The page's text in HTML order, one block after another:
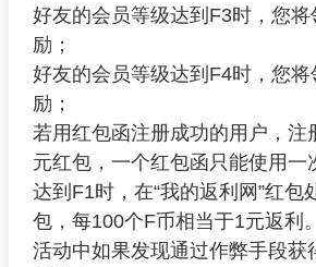
好友的会员等级达到F3时，您
励；
好友的会员等级达到F4时，您
励；
若用红包函注册成功的用户，注
元红包，一个红包函只能使用一
达到F1时，在“我的返利网”红包
包，每100个F币相当于1元返利。
活动中如果发现通过作弊手段获